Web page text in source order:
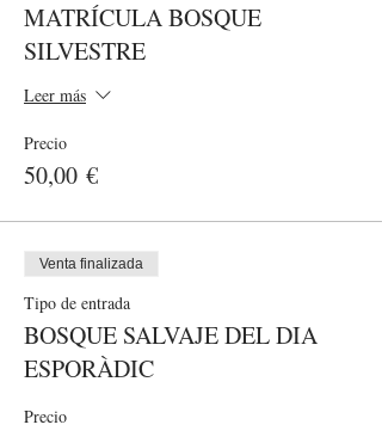
MATRÍCULA BOSQUE
SILVESTRE
Leer más
Precio
50,00 €
Venta finalizada
Tipo de entrada
BOSQUE SALVAJE DEL DIA
ESPORÀDIC
Precio